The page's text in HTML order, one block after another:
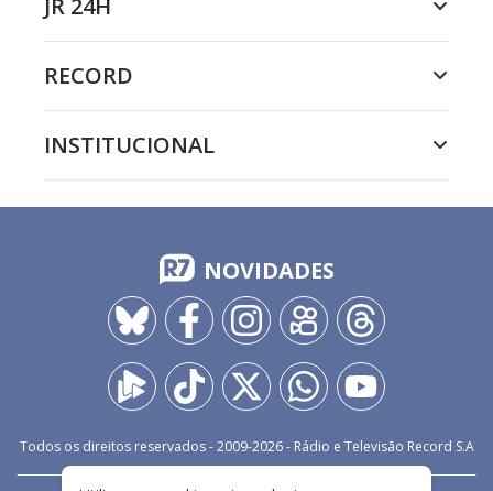
JR 24H
RECORD
INSTITUCIONAL
NOVIDADES
Todos os direitos reservados - 2009-2026- Rádio e Televisão Record S.A